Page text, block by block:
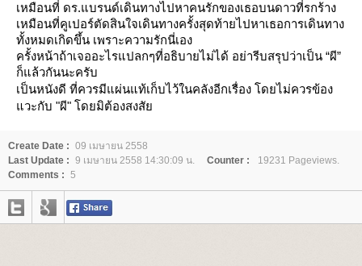
เหมือนที่ ดร.แบรนด์เดินทางไปหาคนรักของเธอบนดาวที่รกร้าง
เหมือนที่คูเปอร์ตัดสินใจเดินทางครั้งสุดท้ายไปหาเธอการเดินทาง
ทั้งหมดเกิดขึ้น เพราะความรักนี่เอง
ครั้งหน้าถ้าเจออะไรแปลกๆที่อธิบายไม่ได้ อย่ารีบสรุปว่าเป็น “ผี”
ก็แล้วกันนะครับ
เป็นหนังดี ที่ควรมีแผ่นแท้เก็บไว้ในคลังอีกเรื่อง โดยไม่ควรข้อง
วะกับ "ผี" โดยมิต้องสงสั
Create Date : 09 เมษายน 2558
Last Update : 9 เมษายน 2558 14:30:09 น. Counter :
19231 Pageviews.
Comments : 5